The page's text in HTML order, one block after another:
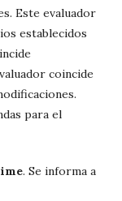
Este evaluador
establecidos
coincide
para el
. Se informa a